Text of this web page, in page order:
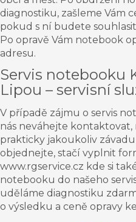
diagnostiku, zašleme Vám
pokud s ní budete
Po opravě Vám notebook
adresu.
Servis notebooku
Lipou – servisní
V případě zájmu o servis
nás neváhejte
prakticky jakoukoliv
objednejte, stačí vyplnit
www.rgservice.cz kde si
notebooku do našeho
uděláme diagnostiku
o výsledku a ceně opravy